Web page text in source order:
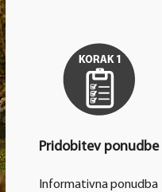
Pridobitev ponudbe
Informativna ponudba